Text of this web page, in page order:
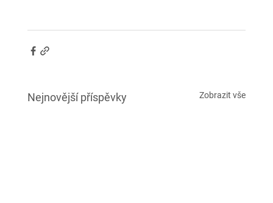
Nejnovější příspěvky Zobrazit vše